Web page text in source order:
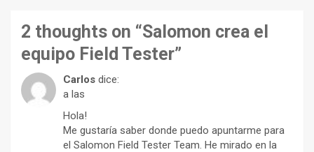
2 thoughts on “Salomon crea el
equipo Field Tester”
Carlos dice:
a las
Hola!
Me gustaría saber donde puedo apuntarme para
el Salomon Field Tester Team. He mirado en la